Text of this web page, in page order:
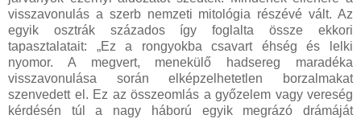
visszavonulás a szerb nemzeti mitológia részévé vált. Az
egyik osztrák százados így foglalta össze ekkori
tapasztalatait: „Ez a rongyokba csavart éhség és lelki
nyomor. A megvert, menekülő hadsereg maradéka
visszavonulása során elképzelhetetlen borzalmakat
szenvedett el. Ez az összeomlás a győzelem vagy vereség
kérdésén túl a nagy háború egyik megrázó drámáját